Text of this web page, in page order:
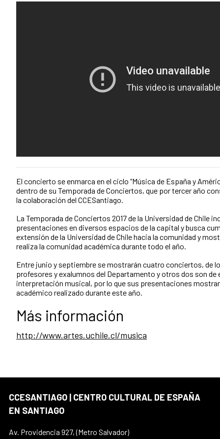
El concierto se enmarca en el ciclo “Música de España y
dentro de su Temporada de Conciertos, que por tercer año
la colaboración del CCESantiago.
La Temporada de Conciertos 2017 de la Universidad de Chile
presentaciones en diversos espacios de la capital y busca
extensión de la Universidad de Chile hacia la comunidad y
realiza la comunidad académica durante todo el año.
Entre junio y septiembre se mostrarán cuatro conciertos, de
profesores y exalumnos del Departamento y otros dos son de
interpretación musical, por lo que sus presentaciones
académico realizado durante este año.
Más información
http://www.artes.uchile.cl/musica
CCESANTIAGO | CENTRO CULTURAL DE ESPAÑA
EN SANTIAGO
Av. Providencia 927, (Metro Salvador)